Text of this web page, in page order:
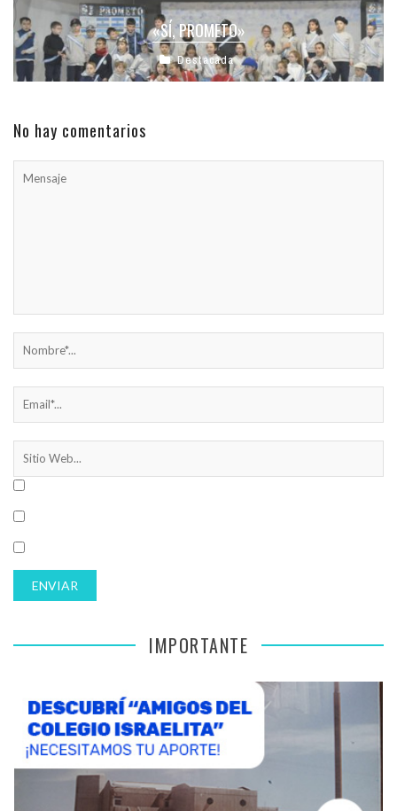
«SÍ, PROMETO»
Destacada
No hay comentarios
IMPORTANTE